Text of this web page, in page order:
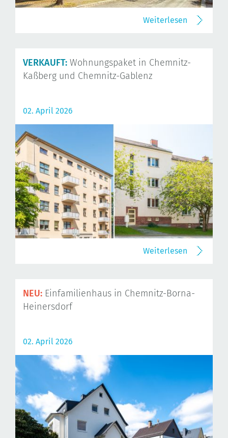
Weiterlesen
VERKAUFT: Wohnungspaket in Chemnitz-
Kaßberg und Chemnitz-Gablenz
02. April 2026
Weiterlesen
NEU: Einfamilienhaus in Chemnitz-Borna-
Heinersdorf
02. April 2026